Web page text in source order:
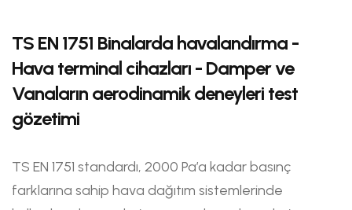
TS EN 1751 Binalarda havalandırma -
Hava terminal cihazları - Damper ve
Vanaların aerodinamik deneyleri test
gözetimi
TS EN 1751 standardı, 2000 Pa’a kadar basınç
farklarına sahip hava dağıtım sistemlerinde